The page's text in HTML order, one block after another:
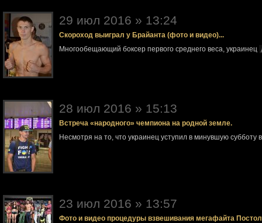
29 июл 2016 » 13:24
Скороход выиграл у Брайанта (фото и видео)...
Многообещающий боксер первого среднего веса, украинец
28 июл 2016 » 15:13
Встреча «народного» чемпиона на родной земле.
Несмотря на то, что украинец уступил в минувшую субботу
23 июл 2016 » 13:57
Фото и видео процедуры взвешивания мегафайта